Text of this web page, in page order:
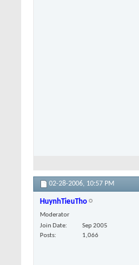
02-28-2006, 10:57 PM
HuynhTieuTho
Moderator
Join Date
Sep 2005
Posts
1,066